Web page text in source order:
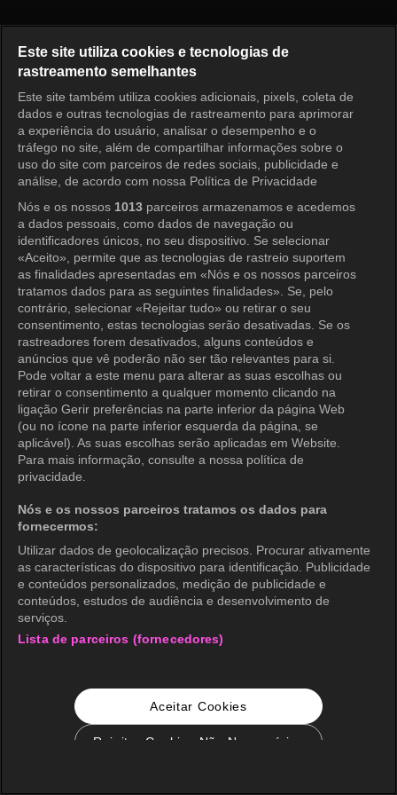
Entrar
Este site utiliza cookies e tecnologias de
rastreamento semelhantes
Este site também utiliza cookies adicionais, pixels, coleta de
dados e outras tecnologias de rastreamento para aprimorar
a experiência do usuário, analisar o desempenho e o
tráfego no site, além de compartilhar informações sobre o
uso do site com parceiros de redes sociais, publicidade e
análise, de acordo com nossa Política de Privacidade
Nós e os nossos 1013 parceiros armazenamos e acedemos
a dados pessoais, como dados de navegação ou
identificadores únicos, no seu dispositivo. Se selecionar
«Aceito», permite que as tecnologias de rastreio suportem
as finalidades apresentadas em «Nós e os nossos parceiros
tratamos dados para as seguintes finalidades». Se, pelo
contrário, selecionar «Rejeitar tudo» ou retirar o seu
consentimento, estas tecnologias serão desativadas. Se os
rastreadores forem desativados, alguns conteúdos e
anúncios que vê poderão não ser tão relevantes para si.
Pode voltar a este menu para alterar as suas escolhas ou
retirar o consentimento a qualquer momento clicando na
ligação Gerir preferências na parte inferior da página Web
(ou no ícone na parte inferior esquerda da página, se
aplicável). As suas escolhas serão aplicadas em Website.
Para mais informação, consulte a nossa política de
privacidade.
Nós e os nossos parceiros tratamos os dados para
fornecermos:
Utilizar dados de geolocalização precisos. Procurar ativamente
as características do dispositivo para identificação. Publicidade
e conteúdos personalizados, medição de publicidade e
conteúdos, estudos de audiência e desenvolvimento de
serviços.
Lista de parceiros (fornecedores)
Aceitar Cookies
Rejeitar Cookies Não Necessários